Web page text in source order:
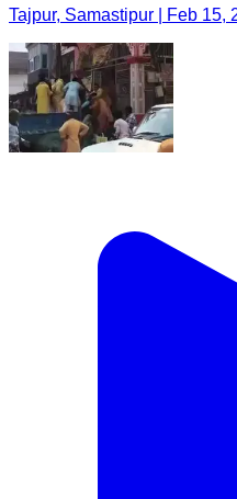
Tajpur, Samastipur | Feb 15,